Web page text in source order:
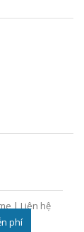
|Liên hệ
phí